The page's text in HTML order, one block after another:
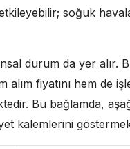
soğuk
durum da yer alır.
alım fiyatını hem
Bu bağlamda,
kalemlerini